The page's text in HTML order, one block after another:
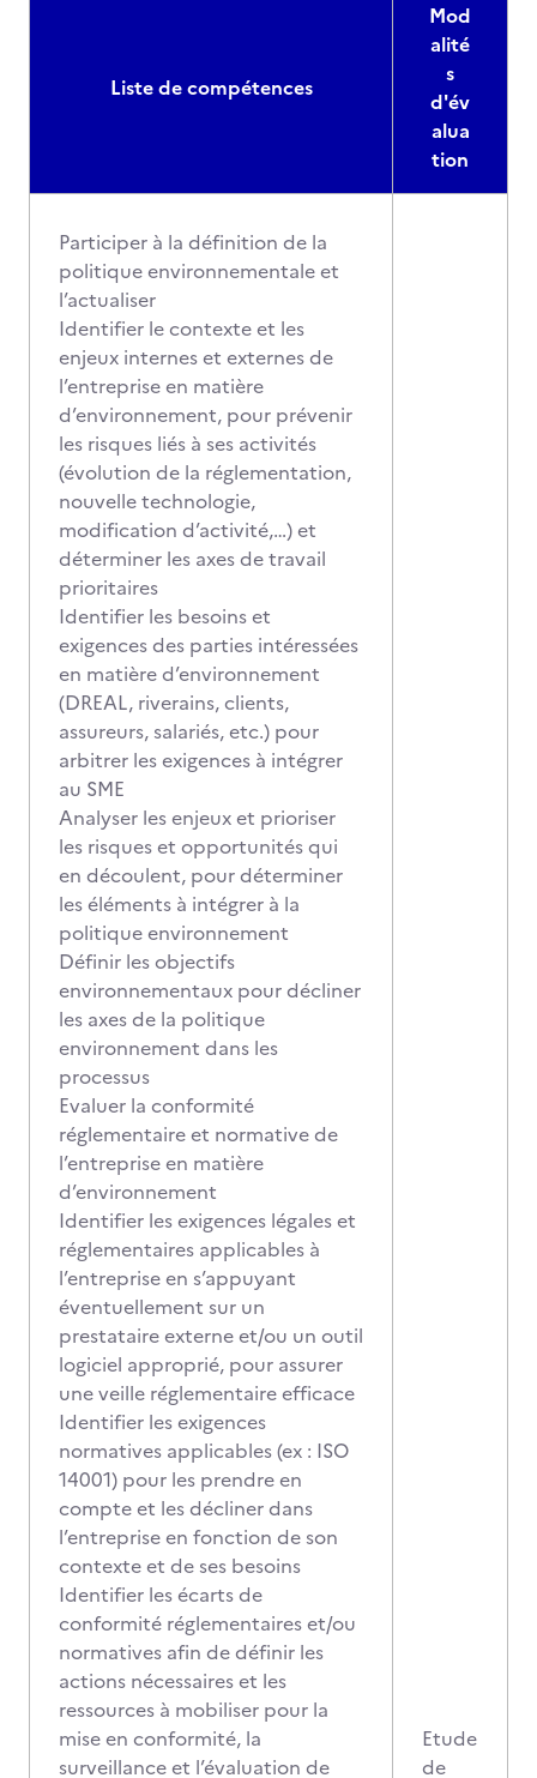
Liste de compétences
Mod
alité
s
d'év
alua
tion
Participer à la définition de la
politique environnementale et
l’actualiser
Identifier le contexte et les
enjeux internes et externes de
l’entreprise en matière
d’environnement, pour prévenir
les risques liés à ses activités
(évolution de la réglementation,
nouvelle technologie,
modification d’activité,…) et
déterminer les axes de travail
prioritaires
Identifier les besoins et
exigences des parties intéressées
en matière d’environnement
(DREAL, riverains, clients,
assureurs, salariés, etc.) pour
arbitrer les exigences à intégrer
au SME
Analyser les enjeux et prioriser
les risques et opportunités qui
en découlent, pour déterminer
les éléments à intégrer à la
politique environnement
Définir les objectifs
environnementaux pour décliner
les axes de la politique
environnement dans les
processus
Evaluer la conformité
réglementaire et normative de
l’entreprise en matière
d’environnement
Identifier les exigences légales et
réglementaires applicables à
l’entreprise en s’appuyant
éventuellement sur un
prestataire externe et/ou un outil
logiciel approprié, pour assurer
une veille réglementaire efficace
Identifier les exigences
normatives applicables (ex : ISO
14001) pour les prendre en
compte et les décliner dans
l’entreprise en fonction de son
contexte et de ses besoins
Identifier les écarts de
conformité réglementaires et/ou
normatives afin de définir les
actions nécessaires et les
ressources à mobiliser pour la
mise en conformité, la
surveillance et l’évaluation de
Etude
de